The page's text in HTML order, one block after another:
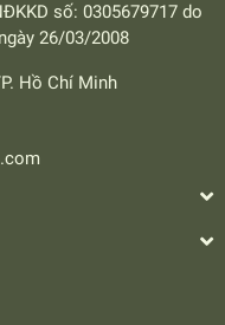
số: 0305679717 do
26/03/2008
Hồ Chí Minh